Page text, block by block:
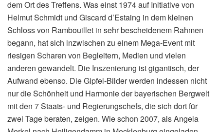
dem Ort des Treffens. Was einst 1974 auf Initiative von
Helmut Schmidt und Giscard d’Estaing in dem kleinen
Schloss von Rambouillet in sehr bescheidenem Rahmen
begann, hat sich inzwischen zu einem Mega-Event mit
riesigen Scharen von Begleitern, Medien und vielen
anderen gewandelt. Die Inszenierung ist gigantisch, der
Aufwand ebenso. Die Gipfel-Bilder werden indessen nicht
nur die Schönheit und Harmonie der bayerischen Bergwelt
mit den 7 Staats- und Regierungschefs, die sich dort für
zwei Tage beraten, zeigen. Wie schon 2007, als Angela